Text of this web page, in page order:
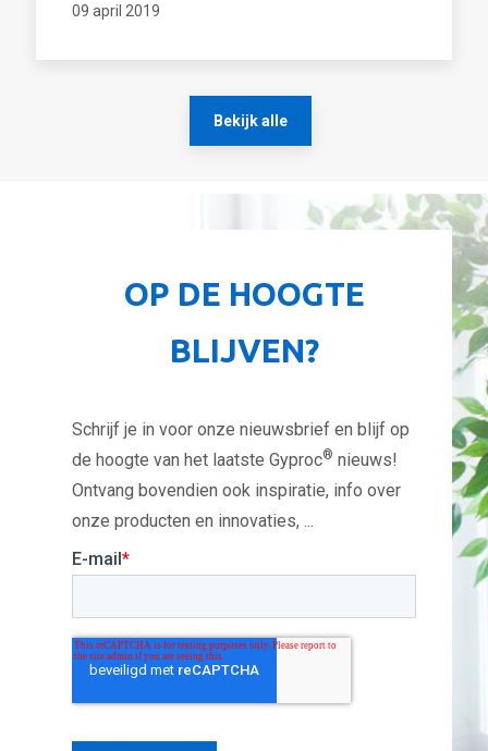
09 april 2019
Bekijk alle
OP DE HOOGTE
BLIJVEN?
Schrijf je in voor onze nieuwsbrief en blijf op
de hoogte van het laatste Gyproc® nieuws!
Ontvang bovendien ook inspiratie, info over
onze producten en innovaties, ...